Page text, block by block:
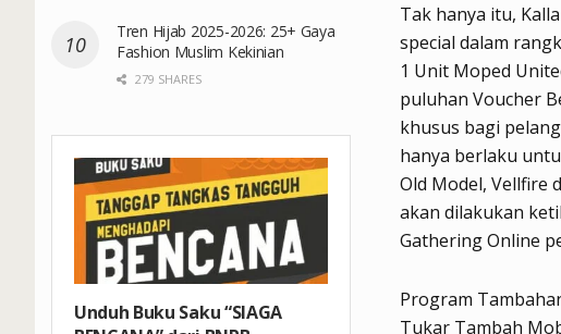
Tak hanya itu,
special dalam
1 Unit Moped
puluhan Voucher
khusus bagi
hanya berlaku
Old Model, Vellfire
akan dilakukan
Gathering Online
Program
Tukar Tambah
Tren Hijab 2025-2026: 25+ Gaya
Fashion Muslim Kekinian
279 SHARES
Unduh Buku Saku “SIAGA